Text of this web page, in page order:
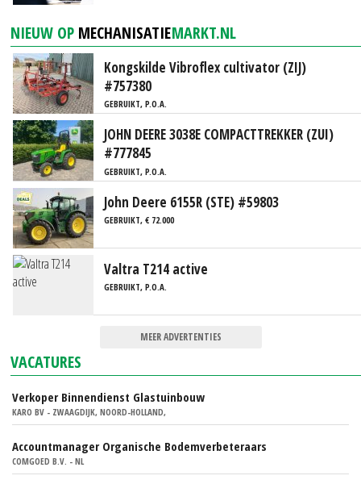
NIEUW OP MECHANISATIEMARKT.NL
Kongskilde Vibroflex cultivator (ZIJ)
#757380
GEBRUIKT, P.O.A.
JOHN DEERE 3038E COMPACTTREKKER (ZUI)
#777845
GEBRUIKT, P.O.A.
John Deere 6155R (STE) #59803
GEBRUIKT, € 72.000
Valtra T214 active
GEBRUIKT, P.O.A.
MEER ADVERTENTIES
VACATURES
Verkoper Binnendienst Glastuinbouw
KARO BV - ZWAAGDIJK, NOORD-HOLLAND,
Accountmanager Organische Bodemverbeteraars
COMGOED B.V. - NL